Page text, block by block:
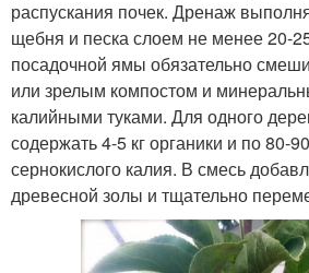
распускания почек. Дренаж
щебня и песка слоем не менее 20-
посадочной ямы обязательно
или зрелым компостом и
калийными туками. Для одного
содержать 4-5 кг органики и по 80-
сернокислого калия. В смесь
древесной золы и тщательно